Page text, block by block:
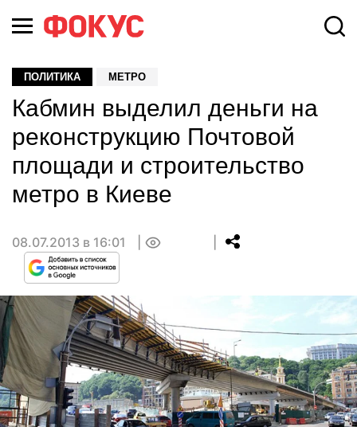
ПОЛИТИКА МЕТРО
Кабмин выделил деньги на
реконструкцию Почтовой
площади и строительство
метро в Киеве
08.07.2013 в 16:01